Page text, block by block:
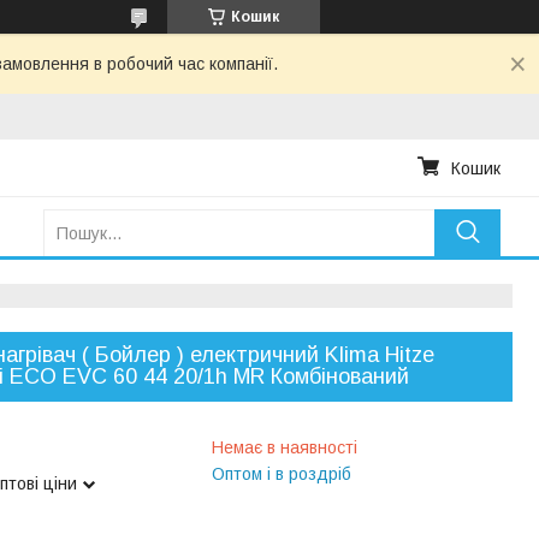
Кошик
в робочий час компанії.
Кошик
( Бойлер ) електричний Klima Hitze
ECO EVC 60 44 20/1h MR Комбінований
ціни
Немає в наявності
Оптом і в роздріб